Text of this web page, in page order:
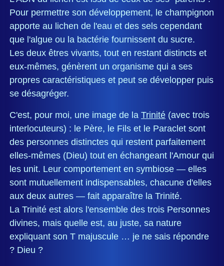
Pour permettre son développement, le champignon
apporte au lichen de l'eau et des sels cependant
que l'algue ou la bactérie fournissent du sucre.
Les deux êtres vivants, tout en restant distincts et
eux-mêmes, génèrent un organisme qui a ses
propres caractéristiques et peut se développer puis
se désagréger.
C'est, pour moi, une image de la Trinité (avec trois
interlocuteurs) : le Père, le Fils et le Paraclet sont
des personnes distinctes qui restent parfaitement
elles-mêmes (Dieu) tout en échangeant l'Amour qui
les unit. Leur comportement en symbiose — elles
sont mutuellement indispensables, chacune d'elles
aux deux autres — fait apparaître la Trinité.
La Trinité est alors l'ensemble des trois Personnes
divines, mais quelle est, au juste, sa nature
expliquant son T majuscule … je ne sais répondre
? Dieu ?